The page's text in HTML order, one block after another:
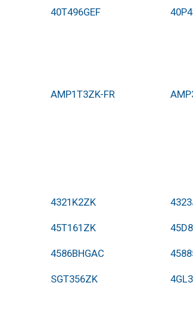
40T496GEF
AMP1T3ZK-FR
4321K2ZK
45T161ZK
4586BHGAC
SGT356ZK